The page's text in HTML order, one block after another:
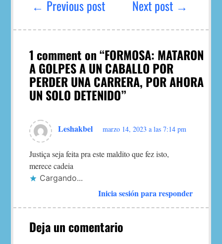
entradas
← Previous post Next post →
1 comment on “FORMOSA: MATARON
A GOLPES A UN CABALLO POR
PERDER UNA CARRERA, POR AHORA
UN SOLO DETENIDO”
Leshakbel marzo 14, 2023 a las 7:14 pm
Justiça seja feita pra este maldito que fez isto,
merece cadeia
Cargando...
Inicia sesión para responder
Deja un comentario